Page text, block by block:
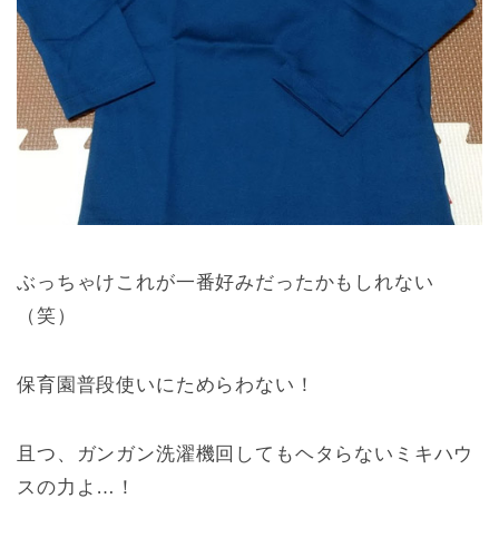
ぶっちゃけこれが一番好みだったかもしれない
（笑）
保育園普段使いにためらわない！
且つ、ガンガン洗濯機回してもヘタらないミキハウ
スの力よ…！